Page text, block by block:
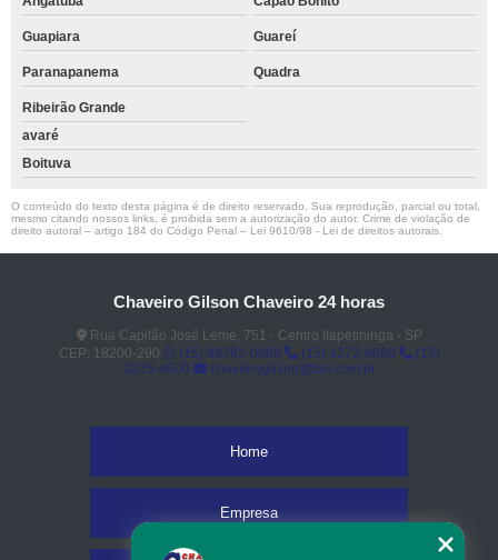
Guapiara Guareí
Paranapanema Quadra
Ribeirão Grande
avaré
Boituva
O conteúdo do texto desta página é de direito reservado. Sua reprodução, parcial ou total,
mesmo citando nossos links, é proibida sem a autorização do autor. Crime de violação de
direito autoral – artigo 184 do Código Penal – Lei 9610/98 - Lei de direitos autorais
Chaveiro Gilson Chaveiro 24 horas
Rua Capitão José Leme, 751 - Centro Itapetininga - SP
CEP: 18200-290
(15) 99782-0869 (15) 3272-6086
(15)
3275-4600
chaveirogilson@bol.com.br
Home
Empresa